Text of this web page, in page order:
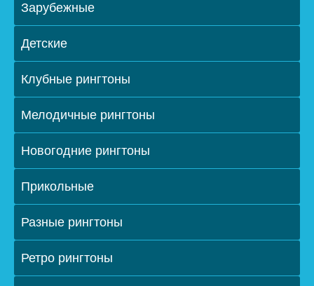
Зарубежные
Детские
Клубные рингтоны
Мелодичные рингтоны
Новогодние рингтоны
Прикольные
Разные рингтоны
Ретро рингтоны